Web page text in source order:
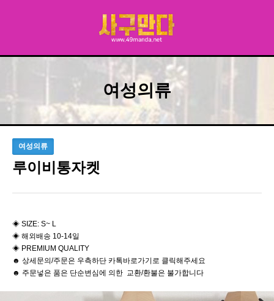
여성의류
여성의류
루이비통자켓
◈ SIZE: S~ L
◈ 해외배송 10-14일
◈ PREMIUM QUALITY
☻ 상세문의/주문은 우측하단 카톡바로가기로 클릭해주세요
☻ 주문넣은 품은 단순변심에 의한 교환/환불은 불가합니다